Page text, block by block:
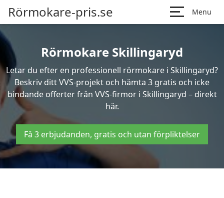
Rörmokare-pris.se Menu
Rörmokare Skillingaryd
Letar du efter en professionell rörmokare i Skillingaryd?
Beskriv ditt VVS-projekt och hämta 3 gratis och icke
bindande offerter från VVS-firmor i Skillingaryd – direkt
här.
Få 3 erbjudanden, gratis och utan förpliktelser